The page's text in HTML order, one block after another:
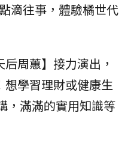
滴往事，體驗橘世代
周蕙】接力演出，
學習理財或健康生
，滿滿的實用知識等